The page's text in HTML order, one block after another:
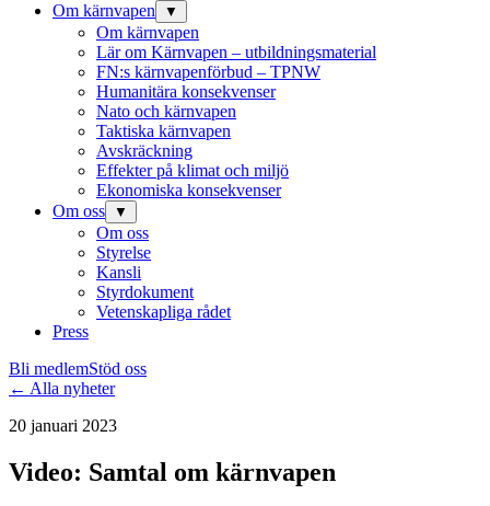
Om kärnvapen
▼
Om kärnvapen
Lär om Kärnvapen – utbildningsmaterial
FN:s kärnvapenförbud – TPNW
Humanitära konsekvenser
Nato och kärnvapen
Taktiska kärnvapen
Avskräckning
Effekter på klimat och miljö
Ekonomiska konsekvenser
Om oss
▼
Om oss
Styrelse
Kansli
Styrdokument
Vetenskapliga rådet
Press
Bli medlemStöd oss
← Alla nyheter
20 januari 2023
Video: Samtal om kärnvapen